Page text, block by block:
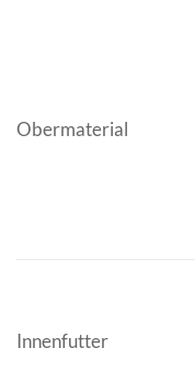
Obermaterial
Innenfutter